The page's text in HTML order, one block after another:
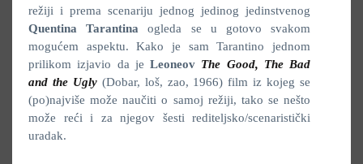
režiji i prema scenariju jednog jedinog jedinstvenog
Quentina Tarantina ogleda se u gotovo svakom
mogućem aspektu. Kako je sam Tarantino jednom
prilikom izjavio da je Leoneov The Good, The Bad
and the Ugly (Dobar, loš, zao, 1966) film iz kojeg se
(po)najviše može naučiti o samoj režiji, tako se nešto
može reći i za njegov šesti rediteljsko/scenaristički
uradak.